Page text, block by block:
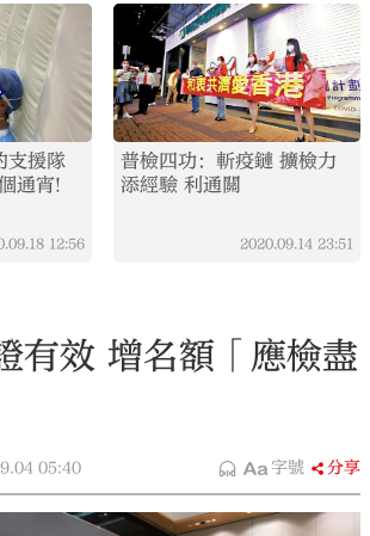
支援隊
通宵!
12:56
普檢四功：斬疫鏈 擴檢力
添經驗 利通關
2020.09.14 23:51
有效 增名額「應檢盡
05:40 字號 分享